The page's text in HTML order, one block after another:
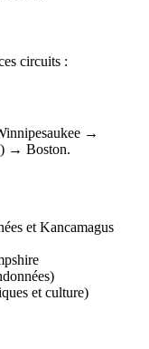
circuits :
→
→ Boston.
et Kancamagus
et culture)